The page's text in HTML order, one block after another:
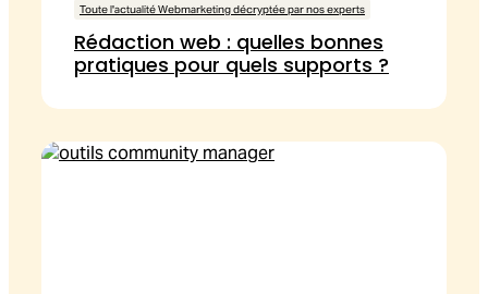
Toute l'actualité Webmarketing décryptée par nos experts
Rédaction web : quelles bonnes
pratiques pour quels supports ?